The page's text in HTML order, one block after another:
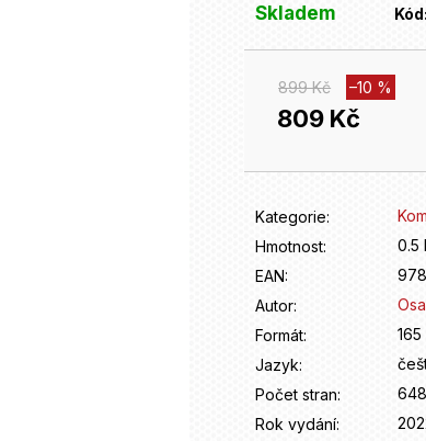
Skladem Kód:
899 Kč –10 %
809 Kč
Měrná
Kategorie:
Hmotnost:
0.5
EAN:
Autor:
Formát:
Jazyk:
Počet stran:
648
Rok vydání: